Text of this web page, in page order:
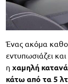
Ένας ακόμα
εντυπωσιάζει
η χαμηλή
κάτω από τα 5